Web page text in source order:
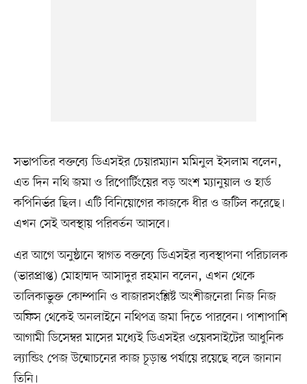
সভাপতির বক্তব্যে ডিএসইর চেয়ারম্যান মমিনুল ইসলাম বলেন,
এত দিন নথি জমা ও রিপোর্টিংয়ের বড় অংশ ম্যানুয়াল ও হার্ড
কপিনির্ভর ছিল। এটি বিনিয়োগের কাজকে ধীর ও জটিল করেছে।
এখন সেই অবস্থায় পরিবর্তন আসবে।
এর আগে অনুষ্ঠানে স্বাগত বক্তব্যে ডিএসইর ব্যবস্থাপনা পরিচালক
(ভারপ্রাপ্ত) মোহাম্মদ আসাদুর রহমান বলেন, এখন থেকে
তালিকাভুক্ত কোম্পানি ও বাজারসংশ্লিষ্ট অংশীজনেরা নিজ নিজ
অফিস থেকেই অনলাইনে নথিপত্র জমা দিতে পারবেন। পাশাপাশি
আগামী ডিসেম্বর মাসের মধ্যেই ডিএসইর ওয়েবসাইটের আধুনিক
ল্যান্ডিং পেজ উন্মোচনের কাজ চূড়ান্ত পর্যায়ে রয়েছে বলে জানান
তিনি।